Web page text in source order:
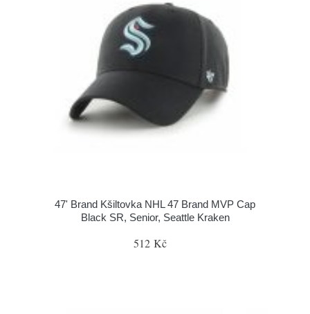
47' Brand Kšiltovka NHL 47 Brand MVP Cap
Black SR, Senior, Seattle Kraken
512 Kč